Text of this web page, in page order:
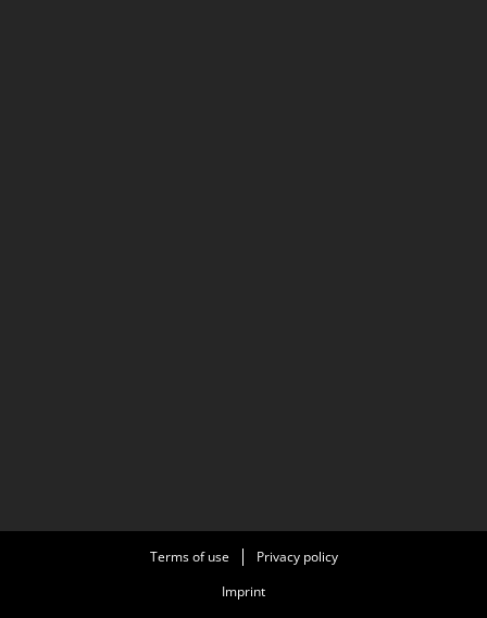
Terms of use
Privacy policy
Imprint